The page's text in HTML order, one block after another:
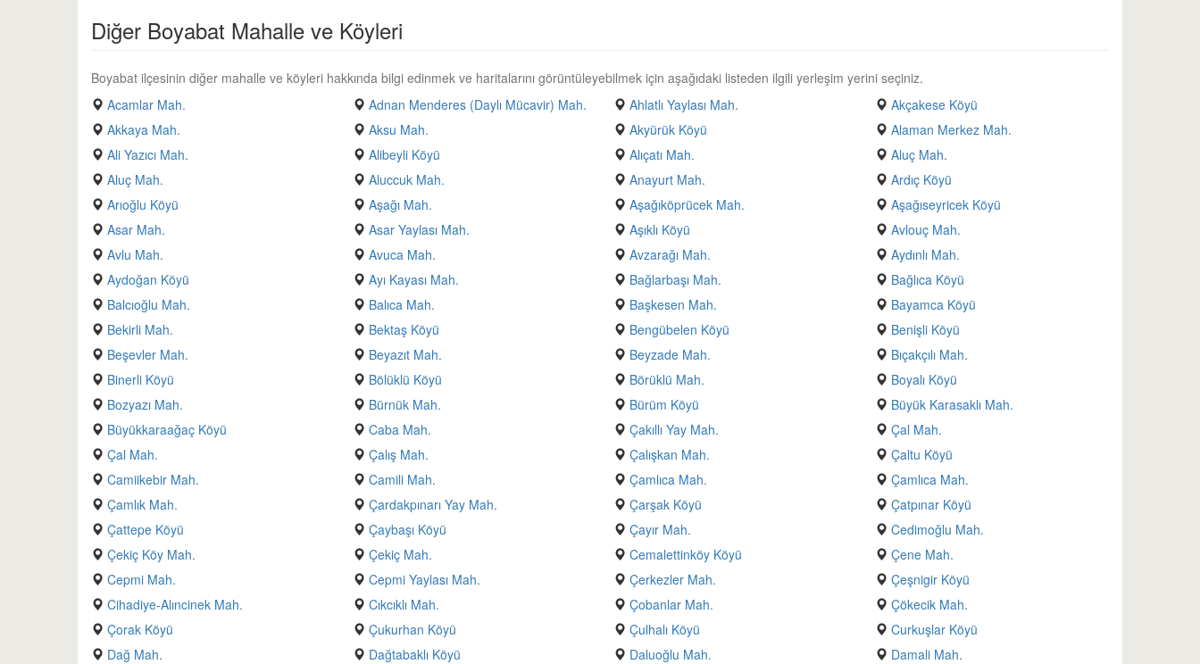
Diğer Boyabat Mahalle ve Köyleri
Boyabat ilçesinin diğer mahalle ve köyleri hakkında bilgi edinmek ve haritalarını görüntüleyebilmek için aşağıdaki listeden ilgili yerleşim yerini seçiniz.
Acamlar Mah.
Adnan Menderes (Daylı Mücavir) Mah. Ahlatlı Yaylası Mah.
Akçakese Köyü
Akkaya Mah.
Aksu Mah. Akyürük Köyü
Alaman Merkez Mah.
Ali Yazıcı Mah.
Alibeyli Köyü Alıçatı Mah.
Aluç Mah.
Aluç Mah.
Aluccuk Mah. Anayurt Mah.
Ardıç Köyü
Arıoğlu Köyü
Aşağı Mah. Aşağıköprücek Mah.
Aşağıseyricek Köyü
Asar Mah.
Asar Yaylası Mah. Aşıklı Köyü
Avlouç Mah.
Avlu Mah.
Avuca Mah. Avzarağı Mah.
Aydınlı Mah.
Aydoğan Köyü
Ayı Kayası Mah. Bağlarbaşı Mah.
Bağlıca Köyü
Balcıoğlu Mah.
Balıca Mah. Başkesen Mah.
Bayamca Köyü
Bekirli Mah.
Bektaş Köyü Bengübelen Köyü
Benişli Köyü
Beşevler Mah.
Beyazıt Mah. Beyzade Mah.
Bıçakçılı Mah.
Binerli Köyü
Bölüklü Köyü Börüklü Mah.
Boyalı Köyü
Bozyazı Mah.
Bürnük Mah. Bürüm Köyü
Büyük Karasaklı Mah.
Büyükkaraağaç Köyü
Caba Mah. Çakıllı Yay Mah.
Çal Mah.
Çal Mah.
Çalış Mah. Çalışkan Mah.
Çaltu Köyü
Camiikebir Mah.
Camili Mah. Çamlıca Mah.
Çamlıca Mah.
Çamlık Mah.
Çardakpınarı Yay Mah. Çarşak Köyü
Çatpınar Köyü
Çattepe Köyü
Çaybaşı Köyü Çayır Mah.
Cedimoğlu Mah.
Çekiç Köy Mah.
Çekiç Mah. Cemalettinköy Köyü
Çene Mah.
Cepmi Mah.
Cepmi Yaylası Mah. Çerkezler Mah.
Çeşnigir Köyü
Cihadiye-Alıncinek Mah.
Cıkcıklı Mah. Çobanlar Mah.
Çökecik Mah.
Çorak Köyü
Çukurhan Köyü Çulhalı Köyü
Curkuşlar Köyü
Dağ Mah.
Dağtabaklı Köyü Daluoğlu Mah.
Damali Mah.